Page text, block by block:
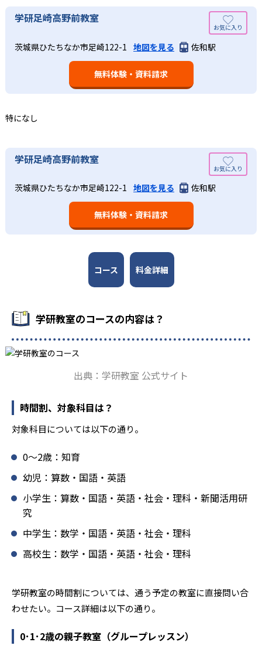
生徒それぞれに最適化された学習計画を設計
学研教室の個別指導では、生徒一人ひとりの学力／適性を
しっかり把握した上で学習の出発点を定め、生徒に最適化
された学習計画を設計する。また、生徒それぞれに最適な
教材を提供すると共に、適切なアドバイスも実施。少しず
つレベルアップするスモールステップの教材となっている
る。「自分から進んで学習する」姿勢や態度の育成も重視
している。
03
週2回の教室学習と毎日の家庭学習
学研教室では、週2回の教室学習と毎日の家庭学習（宿題学
習）の相乗効果を活かす形で生徒の学力向上を進める。週2
回の教室学習において指導者は、生徒の様子を観察しなが
ら学習指導と学習管理を実施。教室学習日以外の日のため
に自宅学習用の教材も提供し、学習の習慣化と学力の定着
を図っている。進度が早い子供は先取り学習も可能だ。
に向いている。
算数（数学）と国語の基礎力を上げたい人向け
学研教室では、算数（数学）と国語を全ての教科の基礎に
なるものと考え、その指導を重視している。算数（数学）
では筋道を立てて考える力の育成を、国語では全ての学力
の土台となる「読む力」「書く力」の育成に力を入れてい
家庭学習で学習させている。そのため、算数（数学）と国
長時間の勉強が苦手な人向け
学研教室では、小学生については、1回の学習時間を30～
50分程度と設定している。この時間設定は、子どもが集中
して学習できる時間が通常「学年×10分±10分」と考えら
れていることに由来するものだ。この限界を超えて勉強し
ても学習の効果は上がらないと学研教室は考え、単なる長
時間学習よりくり返し学習の効果を重視している。そのた
出典：学研教室 公式サイト
学研教室が持つ最大のメリットは、学研の教材開発ノウハ
ウを結集して制作した学習教材を使用している点だ。この
教材は、学習指導要領の内容を全てカバーしており、学校
の勉強がよくわかるというもの。基礎から応用まで、少し
固めから先取り学習まで対応している。算数と国語を重視
すると共に、幼児・小学校低学年から外国語活動の学習に
も対応。中学校英語の準備や高校入試向けの英語力育成に
学研教室の先生は、研修会や勉強会で日々指導スキルを研
鑽している。「子どもたちに学ぶ喜びを」「自信を」「生
きる力を」という理念のもとで生徒一人ひとりに向き合っ
ており、生徒それぞれの「できるところ」「良いところ」
導により生徒の「やる気」を引き出し、無理のない学習と
報にも精通しており、学習相談や教育相談、保護者とのコ
ミュニケーションにも対応している。
学研教室では、楽しく生き生きと学ぶことも重視してい
知・情・意のバランスのとれた生徒の育成を推進。「教室
でのあいさつ」「くつ・かばんの整とん」といったしつけ
面の指導も実施し、全人的な教育に取り組んでいる点も、
メリットと言えるだろう。
学研教室のデメリットとしては、基礎をより重視している
分、生徒によっては物足りなく感じる可能性がある点だろ
学研教室の合格実績は、公式サイトでは公開されていな
学研足崎高野前教室
茨城県ひたちなか市足崎122-1 地図を見る 佐和駅
無料体験・資料請求
特になし
学研足崎高野前教室
茨城県ひたちなか市足崎122-1 地図を見る 佐和駅
無料体験・資料請求
コース 料金詳細
学研教室のコースの内容は？
出典：学研教室 公式サイト
時間割、対象科目は？
対象科目については以下の通り。
0〜2歳：知育
幼児：算数・国語・英語
小学生：算数・国語・英語・社会・理科・新聞活用研
究
中学生：数学・国語・英語・社会・理科
高校生：数学・国語・英語・社会・理科
学研教室の時間割については、通う予定の教室に直接問い合
わせたい。コース詳細は以下の通り。
0･1･2歳の親子教室（グループレッスン）